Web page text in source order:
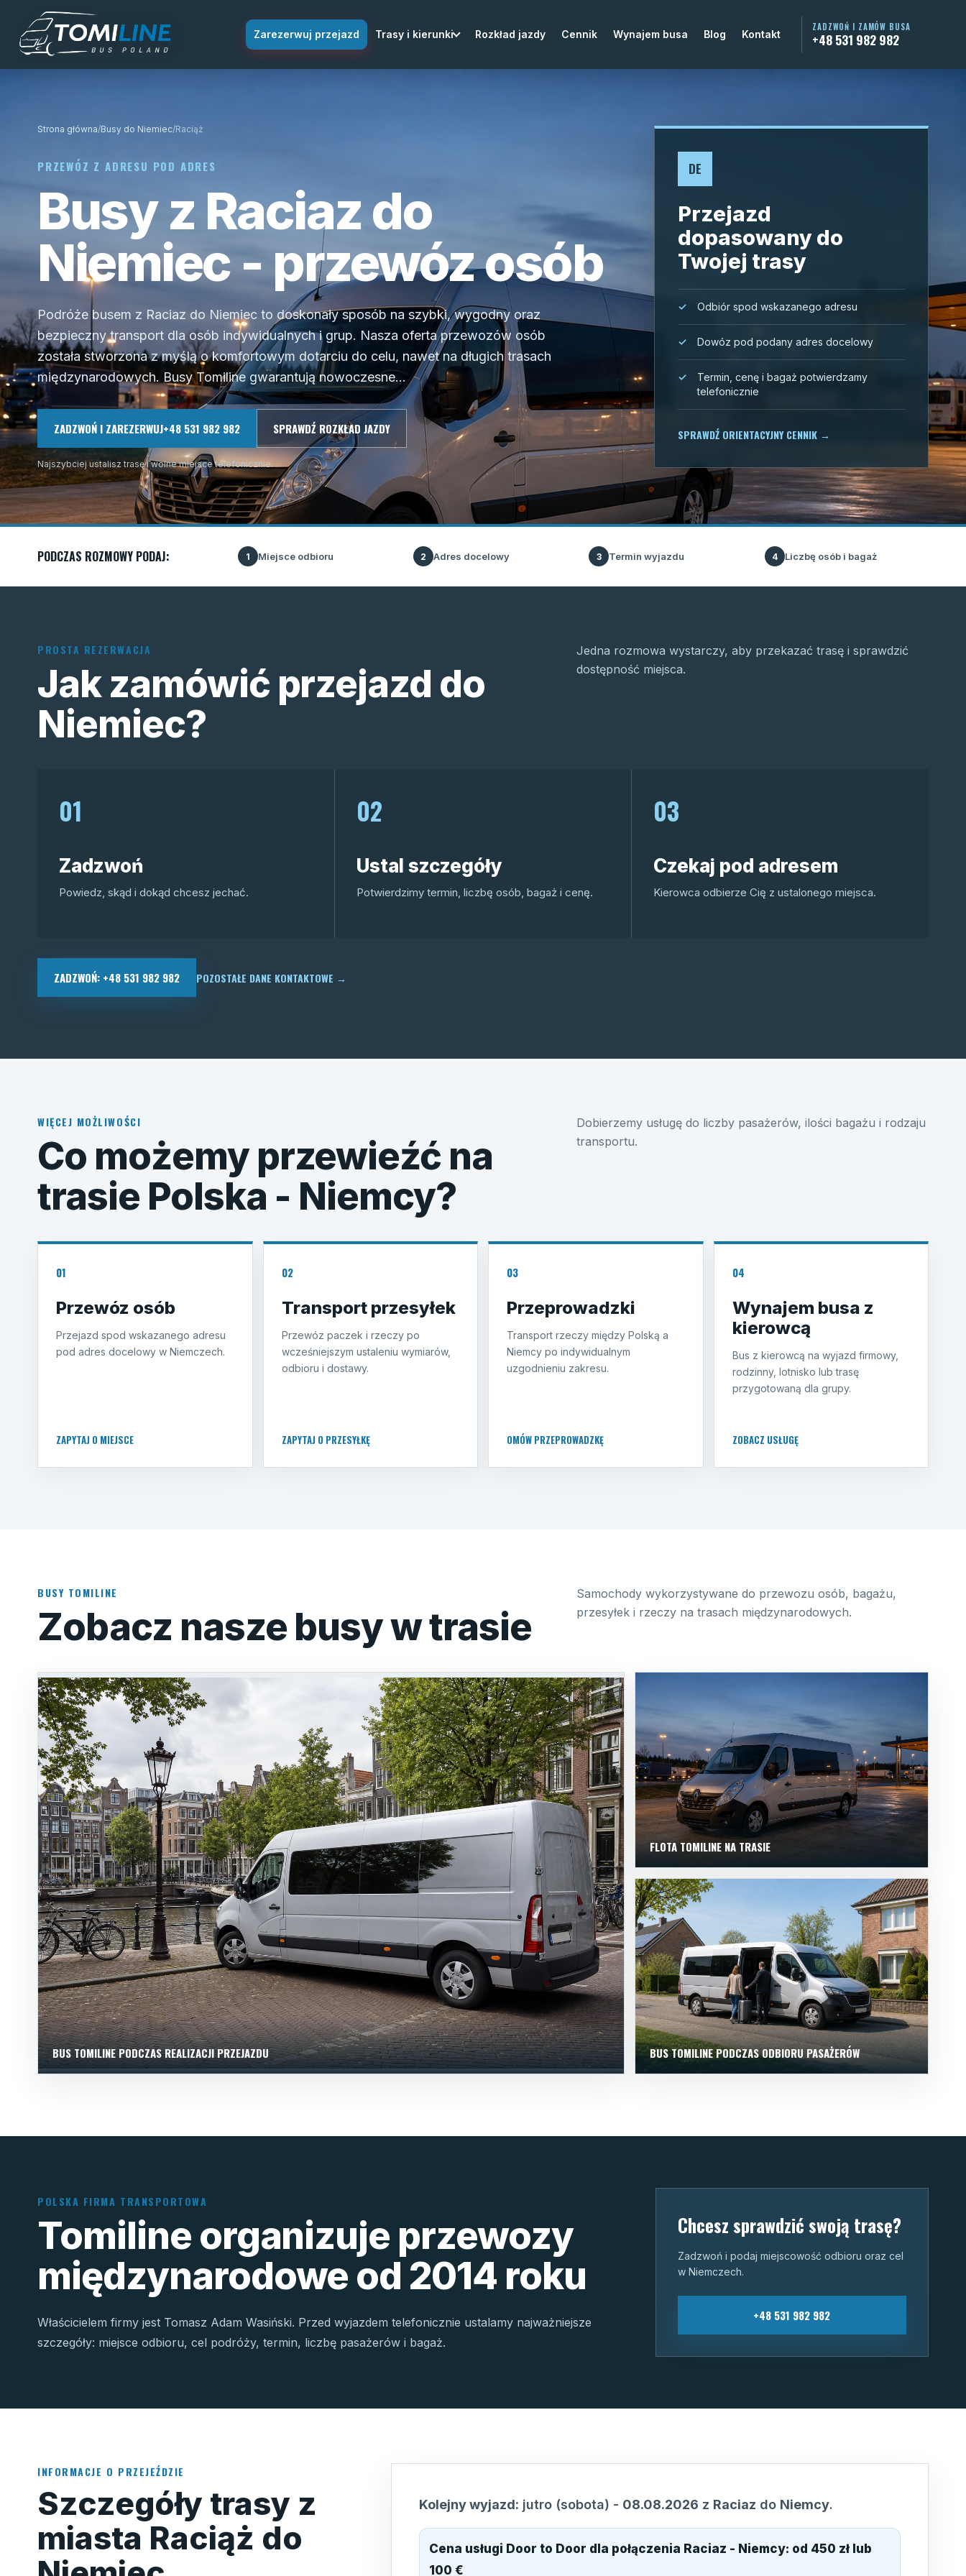
Przejdź do treści
Zarezerwuj przejazd Trasy i kierunki Rozkład jazdy Cennik Wynajem busa Blog Kontakt
ZADZWOŃ I ZAMÓW BUSA
+48 531 982 982
Strona główna/Busy do Niemiec/Raciąż
PRZEWÓZ Z ADRESU POD ADRES
Busy z Raciaz do
Niemiec - przewóz osób
Podróże busem z Raciaz do Niemiec to doskonały sposób na szybki, wygodny oraz
bezpieczny transport dla osób indywidualnych i grup. Nasza oferta przewozów osób
została stworzona z myślą o komfortowym dotarciu do celu, nawet na długich trasach
międzynarodowych. Busy Tomiline gwarantują nowoczesne...
ZADZWOŃ I ZAREZERWUJ+48 531 982 982 SPRAWDŹ ROZKŁAD JAZDY
Najszybciej ustalisz trasę i wolne miejsce telefonicznie.
DE
Przejazd
dopasowany do
Twojej trasy
Odbiór spod wskazanego adresu
Dowóz pod podany adres docelowy
Termin, cenę i bagaż potwierdzamy
telefonicznie
SPRAWDŹ ORIENTACYJNY CENNIK →
PODCZAS ROZMOWY PODAJ: 1 Miejsce odbioru 2 Adres docelowy 3 Termin wyjazdu 4 Liczbę osób i bagaż
PROSTA REZERWACJA
Jak zamówić przejazd do
Niemiec?
Jedna rozmowa wystarczy, aby przekazać trasę i sprawdzić
dostępność miejsca.
01
Zadzwoń
Powiedz, skąd i dokąd chcesz jechać.
02
Ustal szczegóły
Potwierdzimy termin, liczbę osób, bagaż i cenę.
03
Czekaj pod adresem
Kierowca odbierze Cię z ustalonego miejsca.
ZADZWOŃ: +48 531 982 982 POZOSTAŁE DANE KONTAKTOWE →
WIĘCEJ MOŻLIWOŚCI
Co możemy przewieźć na
trasie Polska - Niemcy?
Dobierzemy usługę do liczby pasażerów, ilości bagażu i rodzaju
transportu.
01
Przewóz osób
Przejazd spod wskazanego adresu
pod adres docelowy w Niemczech.
ZAPYTAJ O MIEJSCE
02
Transport przesyłek
Przewóz paczek i rzeczy po
wcześniejszym ustaleniu wymiarów,
odbioru i dostawy.
ZAPYTAJ O PRZESYŁKĘ
03
Przeprowadzki
Transport rzeczy między Polską a
Niemcy po indywidualnym
uzgodnieniu zakresu.
OMÓW PRZEPROWADZKĘ
04
Wynajem busa z
kierowcą
Bus z kierowcą na wyjazd firmowy,
rodzinny, lotnisko lub trasę
przygotowaną dla grupy.
ZOBACZ USŁUGĘ
BUSY TOMILINE
Zobacz nasze busy w trasie
Samochody wykorzystywane do przewozu osób, bagażu,
przesyłek i rzeczy na trasach międzynarodowych.
BUS TOMILINE PODCZAS REALIZACJI PRZEJAZDU
FLOTA TOMILINE NA TRASIE
BUS TOMILINE PODCZAS ODBIORU PASAŻERÓW
POLSKA FIRMA TRANSPORTOWA
Tomiline organizuje przewozy
międzynarodowe od 2014 roku
Właścicielem firmy jest Tomasz Adam Wasiński. Przed wyjazdem telefonicznie ustalamy najważniejsze
szczegóły: miejsce odbioru, cel podróży, termin, liczbę pasażerów i bagaż.
Chcesz sprawdzić swoją trasę?
Zadzwoń i podaj miejscowość odbioru oraz cel
w Niemczech.
+48 531 982 982
INFORMACJE O PRZEJEŹDZIE
Szczegóły trasy z
miasta Raciąż do
Kolejny wyjazd: jutro (sobota) - 08.08.2026 z Raciaz do Niemcy.
Cena usługi Door to Door dla połączenia Raciaz - Niemcy: od 450 zł lub
100 €